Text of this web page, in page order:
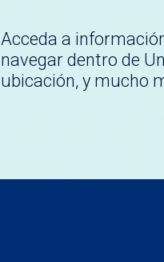
Acceda a
navegar dentro de
ubicación, y mucho